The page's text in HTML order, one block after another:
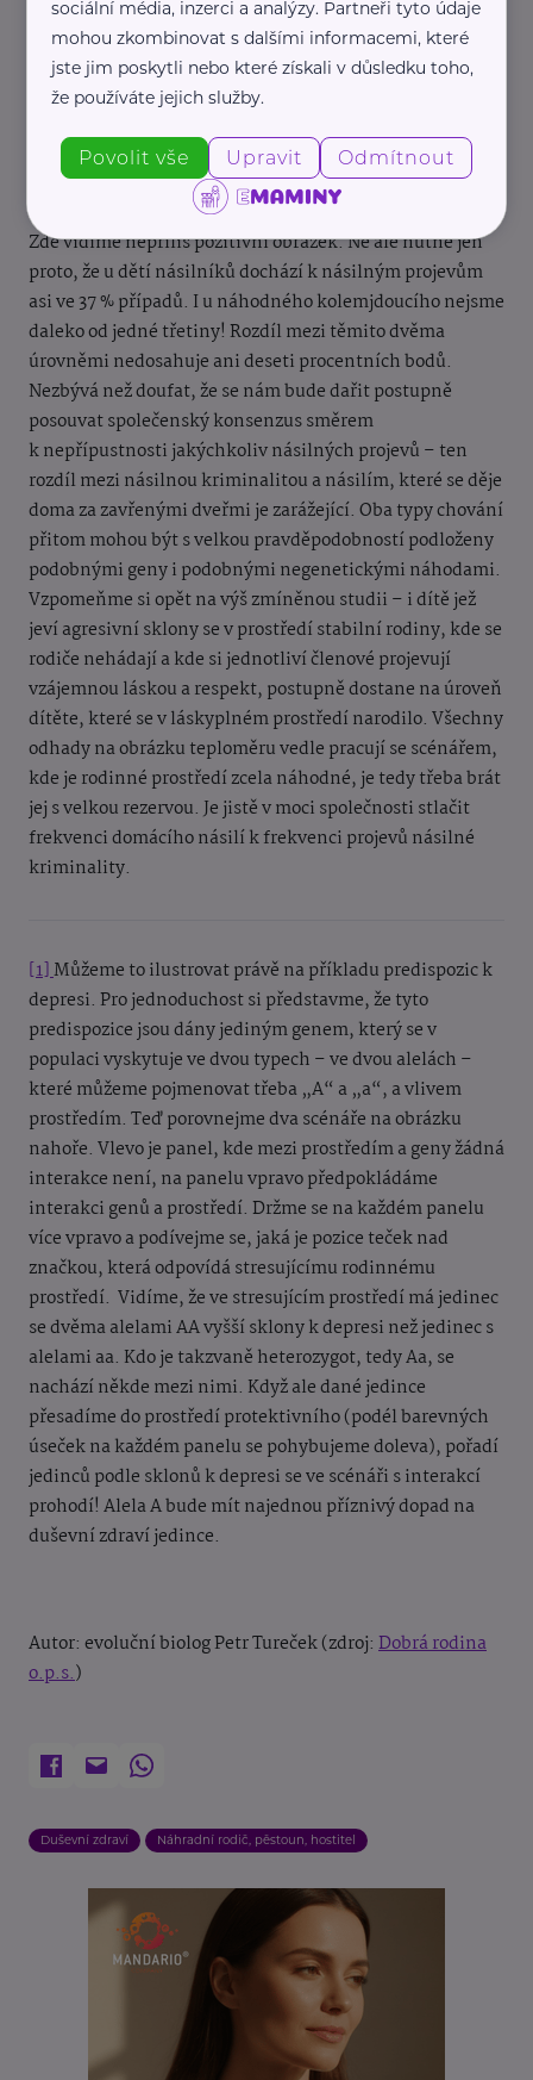
Zde vidíme nepříliš pozitivní obrázek. Ne ale nutně jen
proto, že u dětí násilníků dochází k násilným projevům
asi ve 37 % případů. I u náhodného kolemjdoucího nejsme
daleko od jedné třetiny! Rozdíl mezi těmito dvěma
úrovněmi nedosahuje ani deseti procentních bodů.
Nezbývá než doufat, že se nám bude dařit postupně
posouvat společenský konsenzus směrem
k nepřípustnosti jakýchkoliv násilných projevů – ten
rozdíl mezi násilnou kriminalitou a násilím, které se děje
doma za zavřenými dveřmi je zarážející. Oba typy chování
přitom mohou být s velkou pravděpodobností podloženy
podobnými geny i podobnými negenetickými náhodami.
Vzpomeňme si opět na výš zmíněnou studii – i dítě jež
jeví agresivní sklony se v prostředí stabilní rodiny, kde se
rodiče nehádají a kde si jednotliví členové projevují
vzájemnou láskou a respekt, postupně dostane na úroveň
dítěte, které se v láskyplném prostředí narodilo. Všechny
odhady na obrázku teploměru vedle pracují se scénářem,
kde je rodinné prostředí zcela náhodné, je tedy třeba brát
jej s velkou rezervou. Je jistě v moci společnosti stlačit
frekvenci domácího násilí k frekvenci projevů násilné
kriminality.
[1]Můžeme to ilustrovat právě na příkladu predispozic k
depresi. Pro jednoduchost si představme, že tyto
predispozice jsou dány jediným genem, který se v
populaci vyskytuje ve dvou typech – ve dvou alelách –
které můžeme pojmenovat třeba „A“ a „a“, a vlivem
prostředím. Teď porovnejme dva scénáře na obrázku
nahoře. Vlevo je panel, kde mezi prostředím a geny žádná
interakce není, na panelu vpravo předpokládáme
interakci genů a prostředí. Držme se na každém panelu
více vpravo a podívejme se, jaká je pozice teček nad
značkou, která odpovídá stresujícímu rodinnému
prostředí. Vidíme, že ve stresujícím prostředí má jedinec
se dvěma alelami AA vyšší sklony k depresi než jedinec s
alelami aa. Kdo je takzvaně heterozygot, tedy Aa, se
nachází někde mezi nimi. Když ale dané jedince
přesadíme do prostředí protektivního (podél barevných
úseček na každém panelu se pohybujeme doleva), pořadí
jedinců podle sklonů k depresi se ve scénáři s interakcí
prohodí! Alela A bude mít najednou příznivý dopad na
duševní zdraví jedince.
Autor: evoluční biolog Petr Tureček (zdroj: Dobrá rodina
o.p.s.)
Duševní zdraví Náhradní rodič, pěstoun, hostitel
sociální média, inzerci a analýzy. Partneři tyto údaje
mohou zkombinovat s dalšími informacemi, které
jste jim poskytli nebo které získali v důsledku toho,
že používáte jejich služby.
Povolit vše Upravit Odmítnout